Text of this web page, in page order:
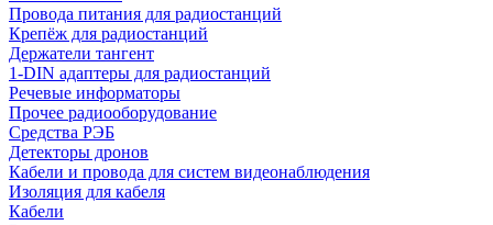
Провода питания для радиостанций
Крепёж для радиостанций
Держатели тангент
1-DIN адаптеры для радиостанций
Речевые информаторы
Прочее радиооборудование
Средства РЭБ
Детекторы дронов
Кабели и провода для систем видеонаблюдения
Изоляция для кабеля
Кабели